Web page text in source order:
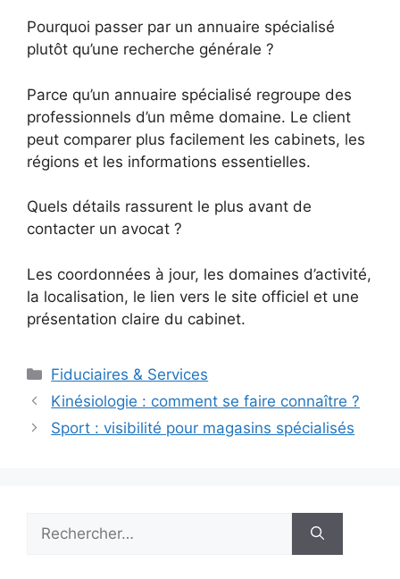
Pourquoi passer par un annuaire spécialisé
plutôt qu’une recherche générale ?
Parce qu’un annuaire spécialisé regroupe des
professionnels d’un même domaine. Le client
peut comparer plus facilement les cabinets, les
régions et les informations essentielles.
Quels détails rassurent le plus avant de
contacter un avocat ?
Les coordonnées à jour, les domaines d’activité,
la localisation, le lien vers le site officiel et une
présentation claire du cabinet.
Catégories
Fiduciaires & Services
Kinésiologie : comment se faire connaître ?
Sport : visibilité pour magasins spécialisés